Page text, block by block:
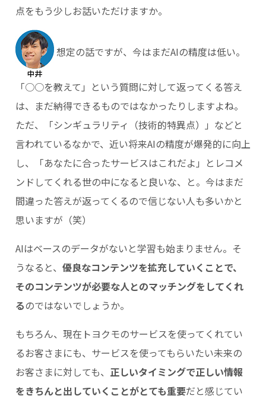
点をもう少しお話いただけますか。
想定の話ですが、今はまだAIの精度は低い。
「○○を教えて」という質問に対して返ってくる答え
は、まだ納得できるものではなかったりしますよね。
ただ、「シンギュラリティ（技術的特異点）」などと
言われているなかで、近い将来AIの精度が爆発的に向上
し、「あなたに合ったサービスはこれだよ」とレコメ
ンドしてくれる世の中になると良いな、と。今はまだ
間違った答えが返ってくるので信じない人も多いかと
思いますが（笑）
AIはベースのデータがないと学習も始まりません。そ
うなると、 優良なコンテンツを拡充していくことで、
そのコンテンツが必要な人とのマッチングをしてくれ
るのではないでしょうか。
もちろん、現在トヨクモのサービスを使ってくれてい
るお客さまにも、サービスを使ってもらいたい未来の
お客さまに対しても、 正しいタイミングで正しい情報
をきちんと出していくことがとても重要だと感じてい